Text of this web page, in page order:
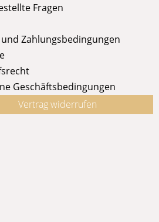
Fragen
Zahlungsbedingungen
Geschäftsbedingungen
Vertrag widerrufen